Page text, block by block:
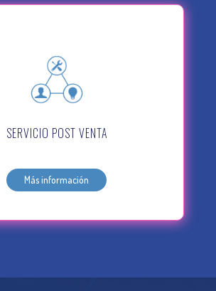
SERVICIO POST VENTA
Más información